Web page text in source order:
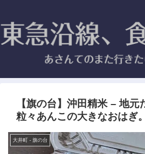
【旗の台】沖田精米 – 地元
粒々あんこの大きなおはぎ。
大井町 - 旗の台